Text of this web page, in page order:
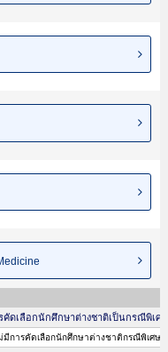
คัดเลือกนักศึกษาต่างชาติเป็นกรณีพิเศษ
มีการคัดเลือกนักศึกษาต่างชาติกรณีพิเศษ